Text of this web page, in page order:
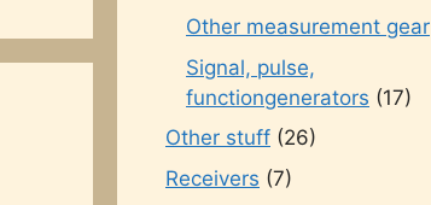
Other measurement gear
Signal, pulse,
functiongenerators (17)
Other stuff (26)
Receivers (7)